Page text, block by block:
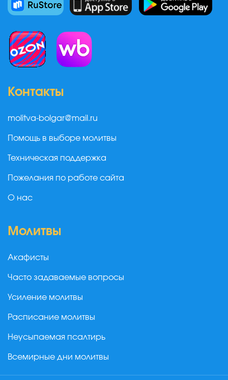
Контакты
molitva-bolgar@mail.ru
Помощь в выборе молитвы
Техническая поддержка
Пожелания по работе сайта
О нас
Молитвы
Акафисты
Часто задаваемые вопросы
Усиление молитвы
Расписание молитвы
Неусыпаемая псалтирь
Всемирные дни молитвы